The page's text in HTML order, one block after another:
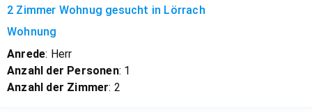
2 Zimmer Wohnug gesucht in Lörrach
Wohnung
Anrede: Herr
Anzahl der Personen: 1
Anzahl der Zimmer: 2